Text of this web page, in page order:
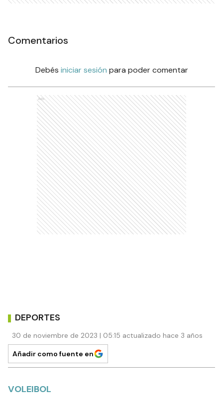
Comentarios
Debés iniciar sesión para poder comentar
Ads
DEPORTES
30 de noviembre de 2023 | 05:15 actualizado hace 3 años
Añadir como fuente en
VOLEIBOL